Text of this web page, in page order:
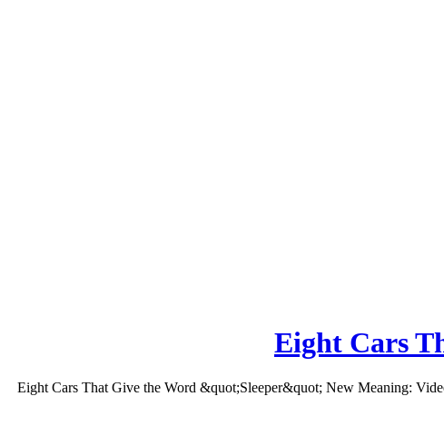
Eight Cars
Eight Cars That Give the Word &quot;Sleeper&quot; New Meaning: